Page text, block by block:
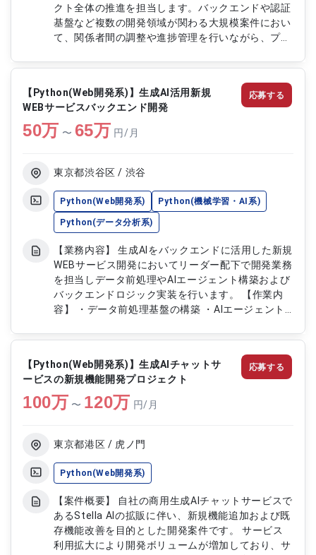
クト全体の推進を担当します。バックエンドや認証
基盤など複数の開発領域が関わる大規模案件におい
て、関係者間の調整や進捗管理を行いながら、プロ
理し、仕様確認や課題抽出、関係者への相談を通じ
て開発の品質向上とスケジュール管理を支援しま
す。 【作業内容】 ・プロジェクト全体の進捗管理
および推進 ・開発チームのリードおよびタスク管
理 ・バックエンドおよび認証基盤など関係者との
調整 ・仕様確認および課題抽出対応 ・課題解決に
クト推進における各種調整業務 ・開発プロセスの
日数】ハイブリッド（週3出社想定）※立ち上がり
は受注
【Python(Web開発系)】生成AI活用新規
WEBサービスバックエンド開発
50万 〜 65万 円/月
東京都渋谷区 / 渋谷
Python(Web開発系) Python(機械学習・AI系)
Python(データ分析系)
【業務内容】 生成AIをバックエンドに活用した新規
WEBサービス開発においてリーダー配下で開発業務
を担当しデータ前処理やAIエージェント構築および
バックエンドロジック実装を行います。 【作業内
容】 ・データ前処理基盤の構築 ・AIエージェント
クエンドロジックの設計および実装 ・データベー
ス設計および関連処理の実装 ・AWS環境を用いた
開発および運用対応 【稼働日数】週2.5日相当
(50%稼働) 【リモート日数】基本リモート（数回東
京のお客様先への訪問あり）
応募する
【Python(Web開発系)】生成AIチャットサ
ービスの新規機能開発プロジェクト
100万 〜 120万 円/月
東京都港区 / 虎ノ門
Python(Web開発系)
【案件概要】 自社の商用生成AIチャットサービスで
あるStella AIの拡販に伴い、新規機能追加および既
存機能改善を目的とした開発案件です。 サービス
利用拡大により開発ボリュームが増加しており、サ
応募する